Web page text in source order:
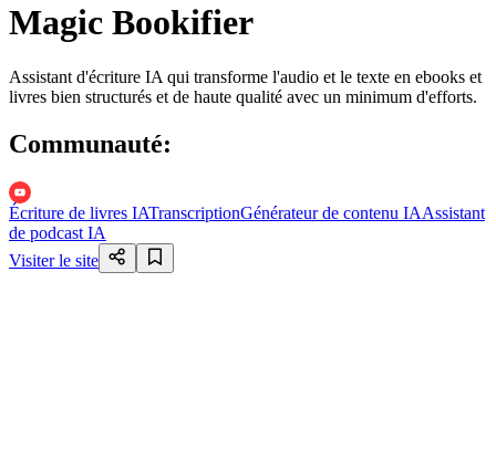
Magic Bookifier
Assistant d'écriture IA qui transforme l'audio et le texte en ebooks et
livres bien structurés et de haute qualité avec un minimum d'efforts.
Communauté:
Écriture de livres IATranscriptionGénérateur de contenu IAAssistant
de podcast IA
Visiter le site